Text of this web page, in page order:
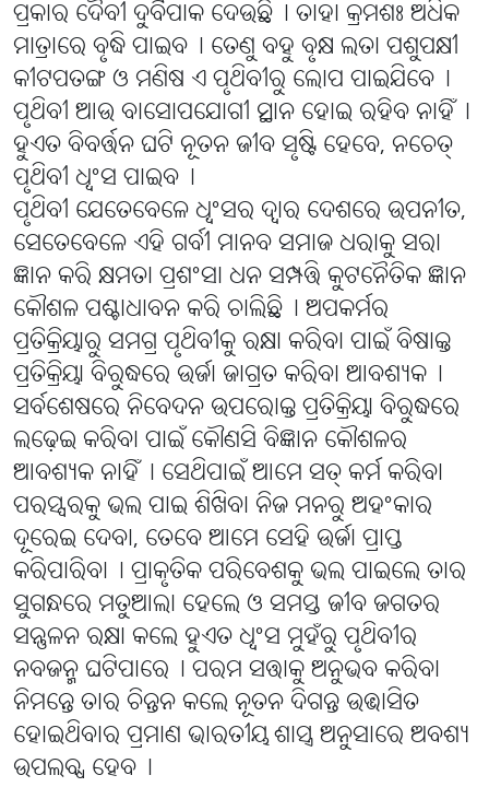
ପ୍ରକାର ଦୈବୀ ଦୁର୍ବିପାକ ଦେଉଛି୤ ତାହା କ୍ରମଶଃ ଅଧିକ
ମାତ୍ରାରେ ବୃଦ୍ଧି ପାଇବ୤ ତେଣୁ ବହୁ ବୃକ୍ଷ ଲତା ପଶୁପକ୍ଷୀ
କୀଟପତଙ୍ଗ ଓ ମଣିଷ ଏ ପୃଥିବୀରୁ ଲୋପ ପାଇଯିବେ୤
ପୃଥିବୀ ଆଉ ବାସୋପଯୋଗୀ ସ୍ଥାନ ହୋଇ ରହିବ ନାହିଁ୤
ହୁଏତ ବିବର୍ତ୍ତନ ଘଟି ନୂତନ ଜୀବ ସୃଷ୍ଟି ହେବେ, ନଚେତ୍
ପୃଥିବୀ ଧ୍ୱଂସ ପାଇବ୤
ପୃଥିବୀ ଯେତେବେଳେ ଧ୍ୱଂସର ଦ୍ୱାର ଦେଶରେ ଉପନୀତ,
ସେତେବେଳେ ଏହି ଗର୍ବୀ ମାନବ ସମାଜ ଧରାକୁ ସରା
ଜ୍ଞାନ କରି କ୍ଷମତା ପ୍ରଶଂସା ଧନ ସମ୍ପତ୍ତି କୁଟନୈତିକ ଜ୍ଞାନ
କୌଶଳ ପଶ୍ଚାଧାବନ କରି ଚାଲିଛି୤ ଅପକର୍ମର
ପ୍ରତିକ୍ରିୟାରୁ ସମଗ୍ର ପୃଥିବୀକୁ ରକ୍ଷା କରିବା ପାଇଁ ବିଷାକ୍ତ
ପ୍ରତିକ୍ରିୟା ବିରୁଦ୍ଧରେ ଉର୍ଜା ଜାଗ୍ରତ କରିବା ଆବଶ୍ୟକ୤
ସର୍ବଶେଷରେ ନିବେଦନ ଉପରୋକ୍ତ ପ୍ରତିକ୍ରିୟା ବିରୁଦ୍ଧରେ
ଲଢ଼େଇ କରିବା ପାଇଁ କୌଣସି ବିଜ୍ଞାନ କୌଶଳର
ଆବଶ୍ୟକ ନାହିଁ୤ ସେଥିପାଇଁ ଆମେ ସତ୍ କର୍ମ କରିବା
ପରସ୍ପରକୁ ଭଲ ପାଇ ଶିଖିବା ନିଜ ମନରୁ ଅହଂକାର
ଦୂରେଇ ଦେବା, ତେବେ ଆମେ ସେହି ଉର୍ଜା ପ୍ରାପ୍ତ
କରିପାରିବା୤ ପ୍ରାକୃତିକ ପରିବେଶକୁ ଭଲ ପାଇଲେ ତାର
ସୁଗନ୍ଧରେ ମତୁଆଲା ହେଲେ ଓ ସମସ୍ତ ଜୀବ ଜଗତର
ସନ୍ତୁଳନ ରକ୍ଷା କଲେ ହୁଏତ ଧ୍ୱଂସ ମୁହଁରୁ ପୃଥିବୀର
ନବଜନ୍ମ ଘଟିପାରେ୤ ପରମ ସତ୍ତାକୁ ଅନୁଭବ କରିବା
ନିମନ୍ତେ ତାର ଚିନ୍ତନ କଲେ ନୂତନ ଦିଗନ୍ତ ଉଦ୍ଭାସିତ
ହୋଇଥିବାର ପ୍ରମାଣ ଭାରତୀୟ ଶାସ୍ତ୍ର ଅନୁସାରେ ଅବଶ୍ୟ
ଉପଲବ୍ଧ ହେବ୤